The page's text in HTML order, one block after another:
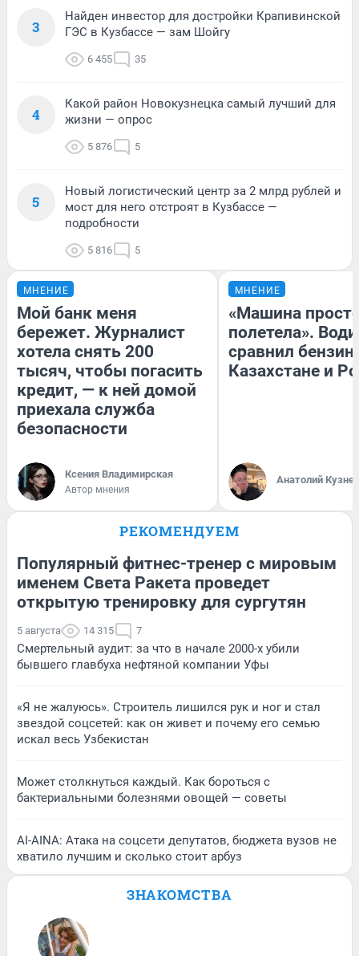
3
Найден инвестор для достройки Крапивинской
ГЭС в Кузбассе — зам Шойгу
6 455 35
4
Какой район Новокузнецка самый лучший для
жизни — опрос
5 876 5
5
Новый логистический центр за 2 млрд рублей и
мост для него отстроят в Кузбассе —
подробности
5 816 5
МНЕНИЕ
Мой банк меня
бережет. Журналист
хотела снять 200
тысяч, чтобы погасить
кредит, — к ней домой
приехала служба
безопасности
Ксения Владимирская
Автор мнения
МНЕНИЕ
«Машина
полетела».
сравнил бензин
Казахстане и
Анатолий
РЕКОМЕНДУЕМ
Популярный фитнес-тренер с мировым
именем Света Ракета проведет
открытую тренировку для сургутян
5 августа 14 315 7
Смертельный аудит: за что в начале 2000-х убили
бывшего главбуха нефтяной компании Уфы
«Я не жалуюсь». Строитель лишился рук и ног и стал
звездой соцсетей: как он живет и почему его семью
искал весь Узбекистан
Может столкнуться каждый. Как бороться с
бактериальными болезнями овощей — советы
AI-AINA: Атака на соцсети депутатов, бюджета вузов не
хватило лучшим и сколько стоит арбуз
ЗНАКОМСТВА